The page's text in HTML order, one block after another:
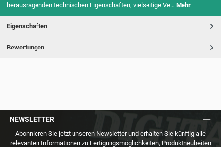
herausragenden technischen Eigenschaften, vielseitige Ve… Mehr
Eigenschaften
Bewertungen
NEWSLETTER
Abonnieren Sie jetzt unseren Newsletter und erhalten Sie künftig alle
relevanten Informationen zu Fertigungsmöglichkeiten, Produktneuheiten